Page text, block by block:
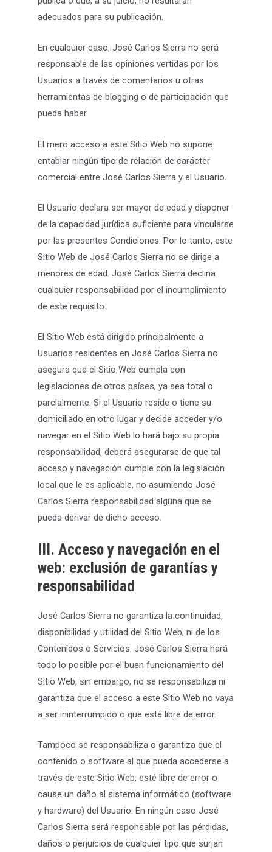
adecuados para su publicación.
En cualquier caso, José Carlos Sierra no será
responsable de las opiniones vertidas por los
Usuarios a través de comentarios u otras
herramientas de blogging o de participación que
pueda haber.
El mero acceso a este Sitio Web no supone
entablar ningún tipo de relación de carácter
comercial entre José Carlos Sierra y el Usuario.
El Usuario declara ser mayor de edad y disponer
de la capacidad jurídica suficiente para vincularse
por las presentes Condiciones. Por lo tanto, este
Sitio Web de José Carlos Sierra no se dirige a
menores de edad. José Carlos Sierra declina
cualquier responsabilidad por el incumplimiento
de este requisito.
El Sitio Web está dirigido principalmente a
Usuarios residentes en José Carlos Sierra no
asegura que el Sitio Web cumpla con
legislaciones de otros países, ya sea total o
parcialmente. Si el Usuario reside o tiene su
domiciliado en otro lugar y decide acceder y/o
navegar en el Sitio Web lo hará bajo su propia
responsabilidad, deberá asegurarse de que tal
acceso y navegación cumple con la legislación
local que le es aplicable, no asumiendo José
Carlos Sierra responsabilidad alguna que se
pueda derivar de dicho acceso.
III. Acceso y navegación en el
web: exclusión de garantías y
responsabilidad
José Carlos Sierra no garantiza la continuidad,
disponibilidad y utilidad del Sitio Web, ni de los
Contenidos o Servicios. José Carlos Sierra hará
todo lo posible por el buen funcionamiento del
Sitio Web, sin embargo, no se responsabiliza ni
garantiza que el acceso a este Sitio Web no vaya
a ser ininterrumpido o que esté libre de error.
Tampoco se responsabiliza o garantiza que el
contenido o software al que pueda accederse a
través de este Sitio Web, esté libre de error o
cause un daño al sistema informático (software
y hardware) del Usuario. En ningún caso José
Carlos Sierra será responsable por las pérdidas,
daños o perjuicios de cualquier tipo que surjan